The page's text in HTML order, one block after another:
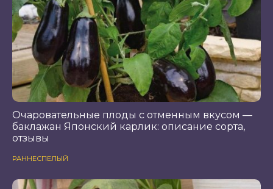
Очаровательные плоды с отменным вкусом —
баклажан Японский карлик: описание сорта,
отзывы
РАННЕСПЕЛЫЙ